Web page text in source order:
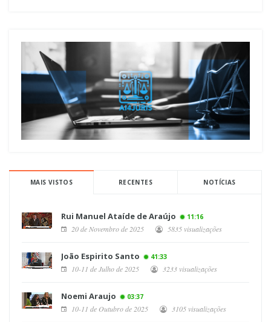
MAIS VISTOS RECENTES NOTÍCIAS
Rui Manuel Ataíde de Araújo 11:16
20 de Novembro de 2025 5835 visualizações
João Espirito Santo 41:33
10-11 de Julho de 2025 3233 visualizações
Noemi Araujo 03:37
10-11 de Outubro de 2025 3105 visualizações